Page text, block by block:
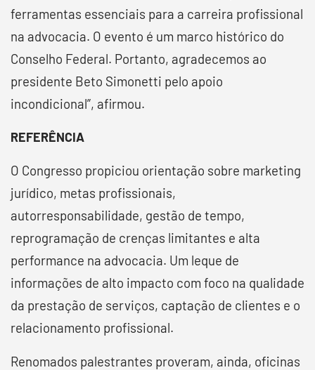
ferramentas essenciais para a carreira profissional
na advocacia. O evento é um marco histórico do
Conselho Federal. Portanto, agradecemos ao
presidente Beto Simonetti pelo apoio
incondicional”, afirmou.
REFERÊNCIA
O Congresso propiciou orientação sobre marketing
jurídico, metas profissionais,
autorresponsabilidade, gestão de tempo,
reprogramação de crenças limitantes e alta
performance na advocacia. Um leque de
informações de alto impacto com foco na qualidade
da prestação de serviços, captação de clientes e o
relacionamento profissional.
Renomados palestrantes proveram, ainda, oficinas